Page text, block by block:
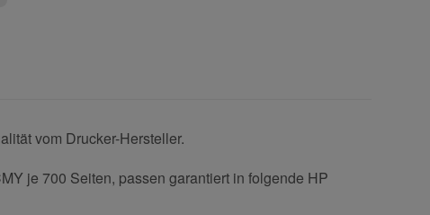
vom Drucker-Hersteller.
je 700 Seiten, passen garantiert in folgende HP